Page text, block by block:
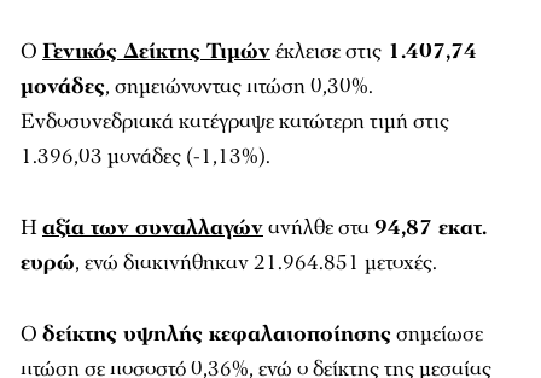
O Γενικός Δείκτης Τιμώνέκλεισε στις 1.407,74
μονάδες, σημειώνοντας πτώση 0,30%.
Ενδοσυνεδριακά κατέγραψε κατώτερη τιμή στις
1.396,03 μονάδες (-1,13%).
Ηαξία των συναλλαγώνανήλθε στα94,87 εκατ.
ευρώ, ενώ διακινήθηκαν 21.964.851 μετοχές.
Ο δείκτης υψηλής κεφαλαιοποίησηςσημείωσε
πτώση σε ποσοστό 0,36%, ενώ ο δείκτης της μεσαίας